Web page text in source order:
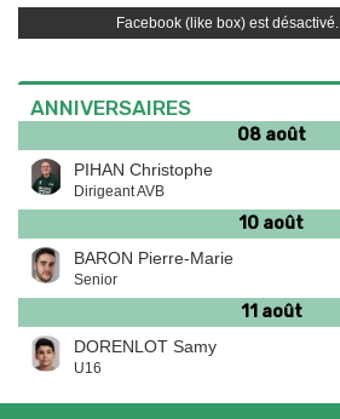
Facebook (like box) est désactivé.
ANNIVERSAIRES
08 août
PIHAN Christophe
Dirigeant AVB
10 août
BARON Pierre-Marie
Senior
11 août
DORENLOT Samy
U16